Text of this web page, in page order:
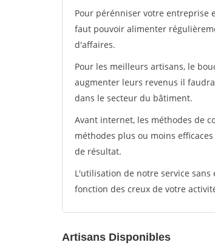
Pour pérénniser votre entreprise
faut pouvoir alimenter
d'affaires.
Pour les meilleurs artisans, le
augmenter leurs revenus il
dans le secteur du bâtiment.
Avant internet, les méthodes de
méthodes plus ou moins
de résultat.
L'utilisation de notre service
fonction des creux de votre
Artisans Disponibles